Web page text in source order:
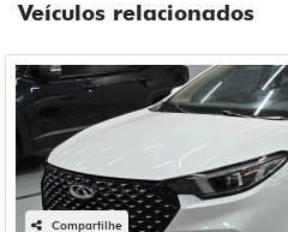
CAOA CHERY ARRIZO 6 PRO
DRIVE CVT HIBRIDO 4P
Fiat
R$
6.400 km
Mais